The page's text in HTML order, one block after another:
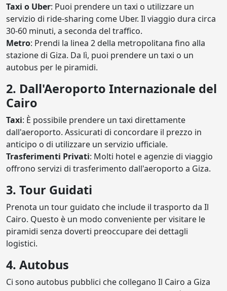
Taxi o Uber: Puoi prendere un taxi o utilizzare un
servizio di ride-sharing come Uber. Il viaggio dura circa
30-60 minuti, a seconda del traffico.
Metro: Prendi la linea 2 della metropolitana fino alla
stazione di Giza. Da lì, puoi prendere un taxi o un
autobus per le piramidi.
2. Dall'Aeroporto Internazionale del
Cairo
Taxi: È possibile prendere un taxi direttamente
dall'aeroporto. Assicurati di concordare il prezzo in
anticipo o di utilizzare un servizio ufficiale.
Trasferimenti Privati: Molti hotel e agenzie di viaggio
offrono servizi di trasferimento dall'aeroporto a Giza.
3. Tour Guidati
Prenota un tour guidato che include il trasporto da Il
Cairo. Questo è un modo conveniente per visitare le
piramidi senza doverti preoccupare dei dettagli
logistici.
4. Autobus
Ci sono autobus pubblici che collegano Il Cairo a Giza